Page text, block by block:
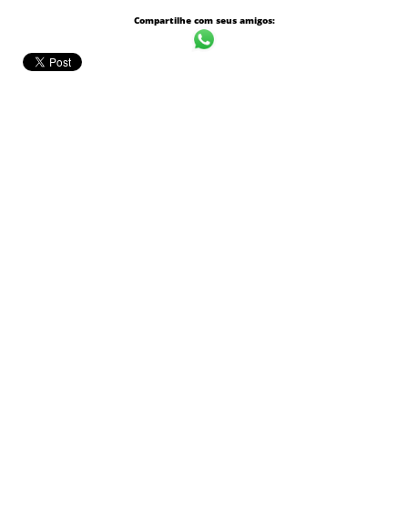
Compartilhe com seus amigos: